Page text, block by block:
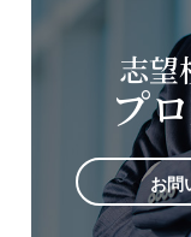
志望
プ
お問